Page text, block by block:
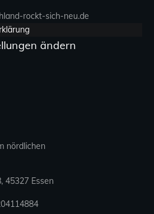
rockt-sich-neu.de
ändern
nördlichen
45327 Essen